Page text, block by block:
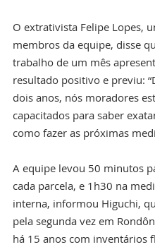
O extrativista Felipe Lopes,
membros da equipe, disse
trabalho de um mês
resultado positivo e previu:
dois anos, nós moradores
capacitados para saber
como fazer as próximas
A equipe levou 50 minutos
cada parcela, e 1h30 na
interna, informou Higuchi,
pela segunda vez em
há 15 anos com inventários